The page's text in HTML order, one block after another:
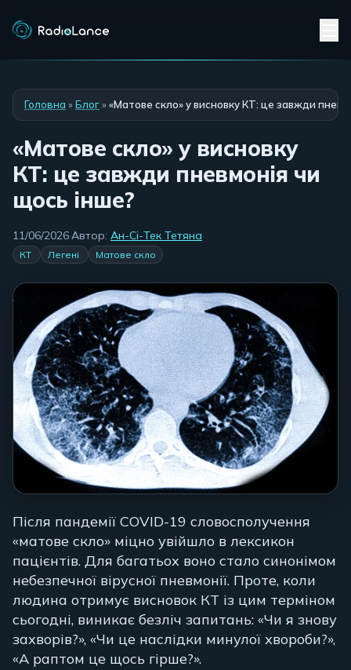
Головна »Блог»«Матове скло» у висновку КТ: це завжди
«Матове скло» у висновку
КТ: це завжди пневмонія чи
щось інше?
11/06/2026·Автор: Ан-Сі-Тек Тетяна·
КТ Легені Матове скло
Після пандемії COVID-19 словосполучення
«матове скло» міцно увійшло в лексикон
пацієнтів. Для багатьох воно стало синонімом
небезпечної вірусної пневмонії. Проте, коли
людина отримує висновок КТ із цим терміном
сьогодні, виникає безліч запитань: «Чи я знову
захворів?», «Чи це наслідки минулої хвороби?»,
«А раптом це щось гірше?».